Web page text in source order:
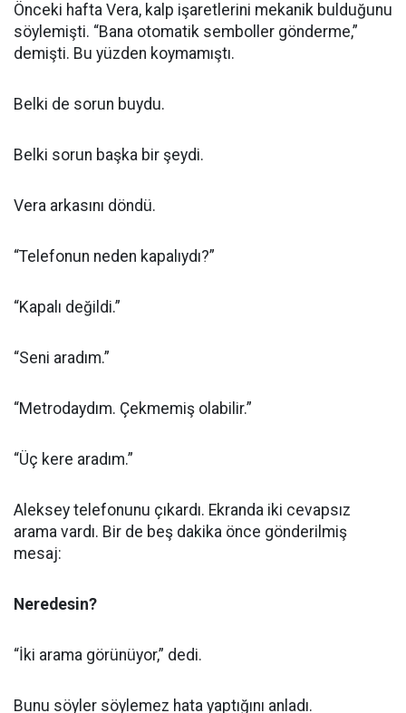
Önceki hafta Vera, kalp işaretlerini mekanik bulduğunu
söylemişti. “Bana otomatik semboller gönderme,”
demişti. Bu yüzden koymamıştı.
Belki de sorun buydu.
Belki sorun başka bir şeydi.
Vera arkasını döndü.
“Telefonun neden kapalıydı?”
“Kapalı değildi.”
“Seni aradım.”
“Metrodaydım. Çekmemiş olabilir.”
“Üç kere aradım.”
Aleksey telefonunu çıkardı. Ekranda iki cevapsız
arama vardı. Bir de beş dakika önce gönderilmiş
mesaj:
Neredesin?
“İki arama görünüyor,” dedi.
Bunu söyler söylemez hata yaptığını anladı.